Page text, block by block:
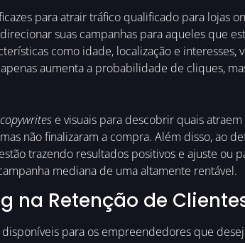
para atrair tráfico qualificado para lojas
suas campanhas para aqueles que
como idade, localização e interesses,
aumenta a probabilidade de cliques,
copywrites e visuais para descobrir quais
não finalizaram a compra. Além disso, ao
trazendo resultados positivos e ajuste ou
mediana de uma altamente rentável.
na Retenção de
para os empreendedores que